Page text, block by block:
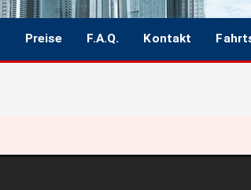
Preise F.A.Q. Kontakt